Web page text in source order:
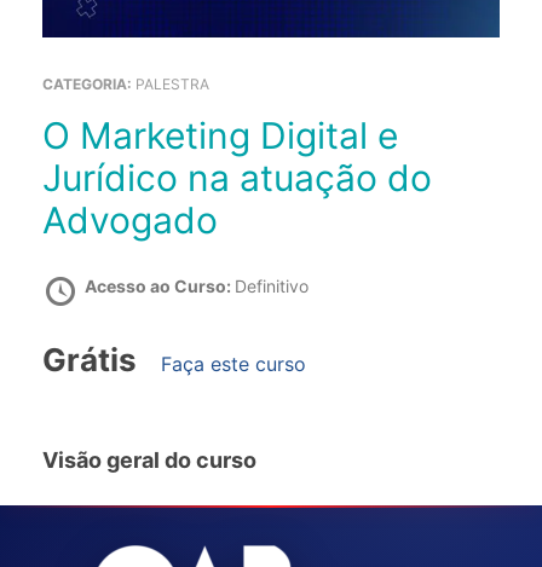
CATEGORIA: PALESTRA
O Marketing Digital e
Jurídico na atuação do
Advogado
Acesso ao Curso: Definitivo
Grátis Faça este curso
Visão geral do curso